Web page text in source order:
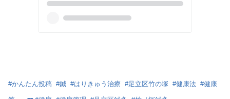
#かんたん投稿 #鍼 #はりきゅう治療 #足立区竹の塚 #健康法 #健康